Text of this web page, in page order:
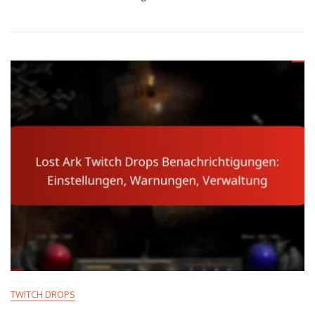
Aktivierung,
TWITCH DROPS